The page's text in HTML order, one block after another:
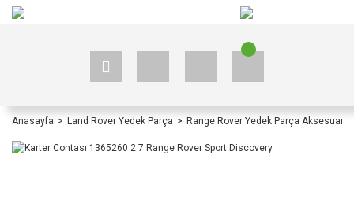
Anasayfa Land Rover Yedek Parça Range Rover Yedek Parça Aksesuar